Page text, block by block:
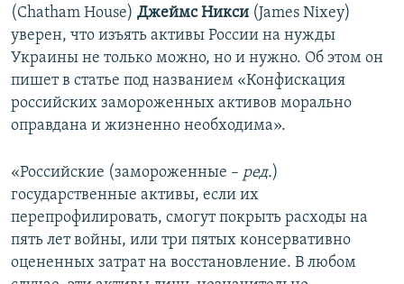
(Chatham House) Джеймс Никси (James Nixey)
уверен, что изъять активы России на нужды
Украины не только можно, но и нужно. Об этом он
пишет в статье под названием «Конфискация
российских замороженных активов морально
оправдана и жизненно необходима».
«Российские (замороженные – ред.)
государственные активы, если их
перепрофилировать, смогут покрыть расходы на
пять лет войны, или три пятых консервативно
оцененных затрат на восстановление. В любом